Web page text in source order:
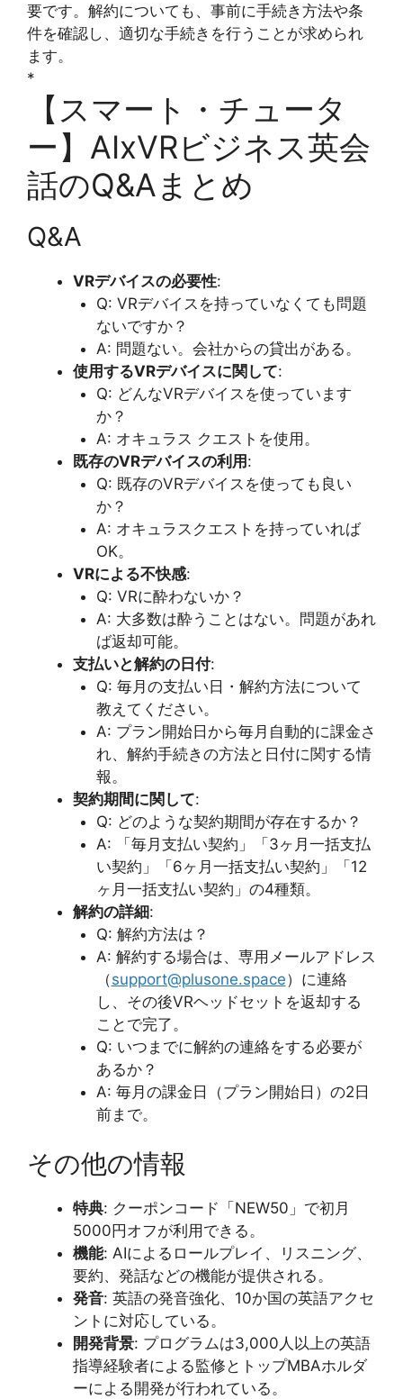
要です。解約についても、事前に手続き方法や条
件を確認し、適切な手続きを行うことが求められ
ます。
*
【スマート・チュータ
ー】AIxVRビジネス英会
話のQ&Aまとめ
Q&A
VRデバイスの必要性:
Q: VRデバイスを持っていなくても問題
ないですか？
A: 問題ない。会社からの貸出がある。
使用するVRデバイスに関して:
Q: どんなVRデバイスを使っています
か？
A: オキュラス クエストを使用。
既存のVRデバイスの利用:
Q: 既存のVRデバイスを使っても良い
か？
A: オキュラスクエストを持っていれば
OK。
VRによる不快感:
Q: VRに酔わないか？
A: 大多数は酔うことはない。問題があれ
ば返却可能。
支払いと解約の日付:
Q: 毎月の支払い日・解約方法について
教えてください。
A: プラン開始日から毎月自動的に課金さ
れ、解約手続きの方法と日付に関する情
報。
契約期間に関して:
Q: どのような契約期間が存在するか？
A: 「毎月支払い契約」「3ヶ月一括支払
い契約」「6ヶ月一括支払い契約」「12
ヶ月一括支払い契約」の4種類。
解約の詳細:
Q: 解約方法は？
A: 解約する場合は、専用メールアドレス
（support@plusone.space）に連絡
し、その後VRヘッドセットを返却する
ことで完了。
Q: いつまでに解約の連絡をする必要が
あるか？
A: 毎月の課金日（プラン開始日）の2日
前まで。
その他の情報
特典: クーポンコード「NEW50」で初月
5000円オフが利用できる。
機能: AIによるロールプレイ、リスニング、
要約、発話などの機能が提供される。
発音: 英語の発音強化、10か国の英語アクセ
ントに対応している。
開発背景: プログラムは3,000人以上の英語
指導経験者による監修とトップMBAホルダ
ーによる開発が行われている。